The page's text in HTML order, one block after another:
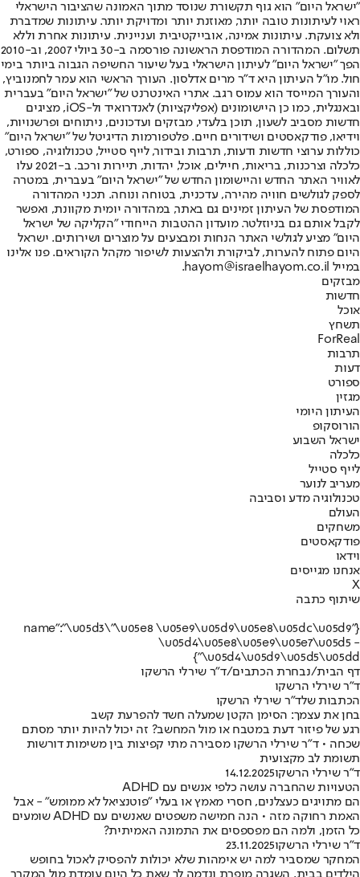
"ישראל היום" הוא גוף תקשורת שנוסד מתוך האמונה שהציבור הישראלי
ראוי לעיתונות טובה יותר, מאוזנת יותר ומדויקת יותר. עיתונות שמדברת
ולא צועקת. עיתונות אמינה, אובייקטיבית ועניינית. עיתונות אחרת וללא
תשלום. המהדורה המודפסת הראשונה פורסמה ב-30 ביולי 2007, וב-2010
הפך "ישראל היום" לעיתון הישראלי בעל שיעור החשיפה הגבוה ביותר בימי
חול. מו"ל העיתון היא ד"ר מרים אדלסון. העורך הראשי הוא עמר לחמנוביץ,
והעורך המייסד הוא עמוס רגב. אתרי האינטרנט של "ישראל היום" בעברית
ובאנגלית, כמו כן היישומונים (אפליקציות) לאנדרואיד ול-iOS, מציגים
חדשות מסביב לשעון, תוכן בלעדי, מבזקים ועדכונים, ניתוחים ופרשנויות,
וידיאו, פודקאסטים ושידורים חיים. פלטפורמות הדיגיטל של "ישראל היום"
כוללות ערוצי חדשות ודעות, תרבות ובידור, לייף סטייל, טכנולוגיה, ספורט,
כלכלה וצרכנות, בריאות, חיילים, אוכל, יהדות, תיירות ורכב. ב-2021 עלו
לאוויר האתר החדש והיישומון החדש של "ישראל היום" בעברית, במטרה
לספק לגולשים חוויה מהירה, עדכנית, בטוחה ונוחה. תכני המהדורה
המודפסת של העיתון זמינים גם באתר, במהדורה יומית מקוונת, ואפשר
לקבל אותם גם בניוזלטר. מועדון ההטבות הייחודי "הקליקה של ישראל
היום" מציע לגולשי האתר הנחות ומבצעים על מוצרים ושירותים. ישראל
היום פתוח להערות, לביקורת ולהצעות לשיפור מקהל הקוראים. פנו אלינו
במייל hayom@israelhayom.co.il.
מבזקים
חדשות
אוכל
תשחץ
ForReal
תרבות
דעות
ספורט
מגזין
העיתון היומי
הורוסקופ
ישראל השבוע
כלכלה
לייף סטייל
מעריב לנוער
טכנולוגיה מדע וסביבה
העולם
משחקים
פודקאסטים
וידאו
אנחנו מגייסים
X
שיתוף כתבה
{"name":"\u05d3\"\u05e8 \u05e9\u05d9\u05e8\u05dc\u05d9
\u05d4\u05e8\u05e9\u05e7\u05d5 -
\u05d4\u05d9\u05d5\u05dd"}
דף הבית/נבחרת הכתבים/ד"ר שירלי הרשקו
ד"ר שירלי הרשקו
הכתבות שלד"ר שירלי הרשקו
בחן את עצמך: הסימן הקטן שמעלה חשד להפרעת קשב
רגע של פיזור דעת במטבח או מול המחשב? זה יכול להיות יותר מסתם
שכחה • ד"ר שירלי הרשקו מסבירה מתי קפיצות בין משימות דורשות
תשומת לב מקצועית
ד"ר שירלי הרשקו14.12.2025
הטעויות שהחברה עושה כלפי אנשים עם ADHD
הם מתויגים כעצלנים, חסרי מאמץ או בעלי "פוטנציאל לא ממומש" - אבל
האמת רחוקה מזה • הנה חמישה משפטים שאנשים עם ADHD שומעים
כל הזמן, ולמה הם מפספסים את התמונה האמיתית?
ד"ר שירלי הרשקו23.11.2025
המחקר שמסביר למה יש אימהות שלא יכולות להפסיק לאכול בחופש